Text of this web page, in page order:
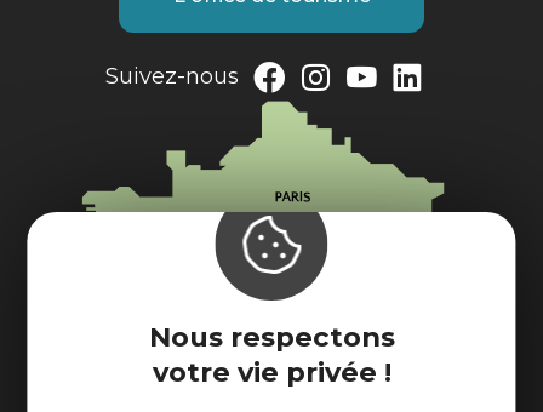
Nous respectons
votre vie privée !
Suivez-nous